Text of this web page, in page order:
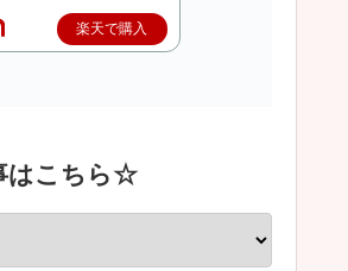
楽天で購入
はこちら☆